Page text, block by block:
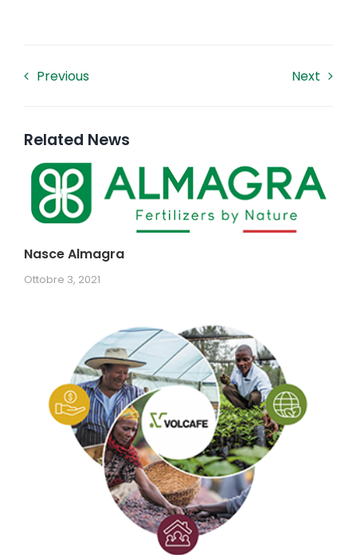
Previous Next
Related News
Nasce Almagra
Ottobre 3, 2021